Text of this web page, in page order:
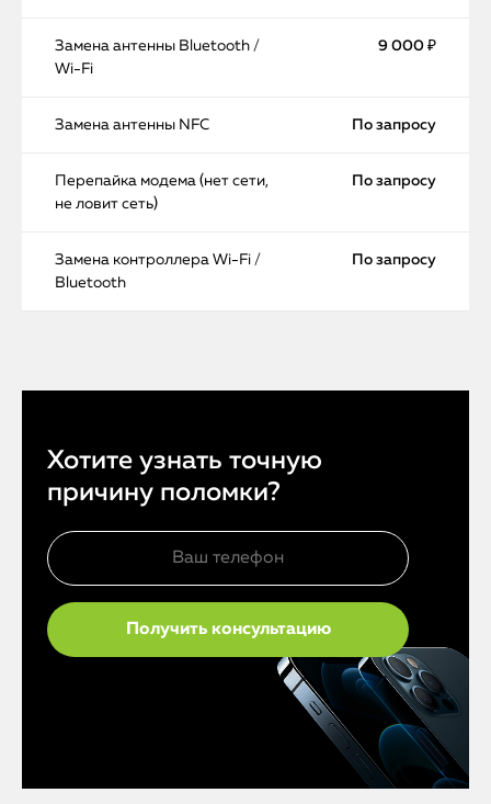
Замена антенны Bluetooth /
Wi-Fi
9 000 ₽
Замена антенны NFC По запросу
Перепайка модема (нет сети,
не ловит сеть)
По запросу
Замена контроллера Wi-Fi /
Bluetooth
По запросу
Хотите узнать точную
причину поломки?